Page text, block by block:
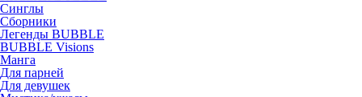
Синглы
Сборники
Легенды BUBBLE
BUBBLE Visions
Манга
Для парней
Для девушек